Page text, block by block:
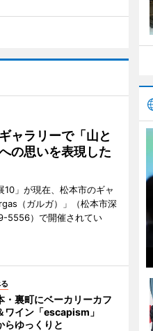
ャラリーで「山と
の思いを表現した
10」が現在、松本市のギャ
（ガルガ）」（松本市深
5556）で開催されてい
・裏町にベーカリーカフ
ワイン「escapism」
らゆっくりと